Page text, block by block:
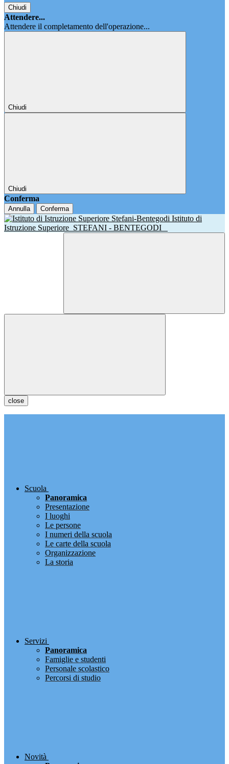
Chiudi
Attendere...
Attendere il completamento dell'operazione...
Chiudi
Chiudi
Conferma
Annulla Conferma
Istituto di
Istruzione Superiore STEFANI - BENTEGODI
close
Scuola
Panoramica
Presentazione
I luoghi
Le persone
I numeri della scuola
Le carte della scuola
Organizzazione
La storia
Servizi
Panoramica
Famiglie e studenti
Personale scolastico
Percorsi di studio
Novità